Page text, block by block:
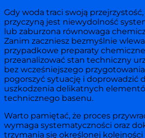
Gdy woda traci swoją
przyczyną jest niewydolność
lub zaburzona równowaga
Zanim zaczniesz bezmyślnie
przypadkowe preparaty
przeanalizować stan techniczny
bez wcześniejszego
pogorszyć sytuację i doprowadzić
uszkodzenia delikatnych
technicznego basenu.
Warto pamiętać, że proces
wymaga systematyczności oraz
trzymania się określonej kolejności